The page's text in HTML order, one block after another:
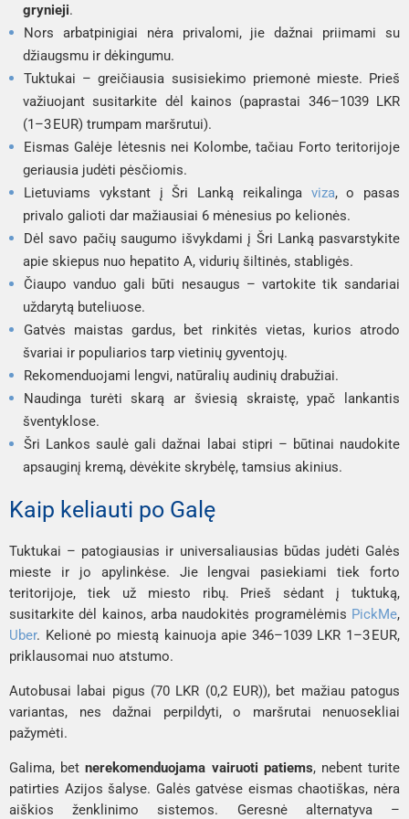
grynieji.
Nors arbatpinigiai nėra privalomi, jie dažnai priimami su
džiaugsmu ir dėkingumu.
Tuktukai – greičiausia susisiekimo priemonė mieste. Prieš
važiuojant susitarkite dėl kainos (paprastai 346–1039 LKR
(1–3 EUR) trumpam maršrutui).
Eismas Galėje lėtesnis nei Kolombe, tačiau Forto teritorijoje
geriausia judėti pėsčiomis.
Lietuviams vykstant į Šri Lanką reikalinga viza, o pasas
privalo galioti dar mažiausiai 6 mėnesius po kelionės.
Dėl savo pačių saugumo išvykdami į Šri Lanką pasvarstykite
apie skiepus nuo hepatito A, vidurių šiltinės, stabligės.
Čiaupo vanduo gali būti nesaugus – vartokite tik sandariai
uždarytą buteliuose.
Gatvės maistas gardus, bet rinkitės vietas, kurios atrodo
švariai ir populiarios tarp vietinių gyventojų.
Rekomenduojami lengvi, natūralių audinių drabužiai.
Naudinga turėti skarą ar šviesią skraistę, ypač lankantis
šventyklose.
Šri Lankos saulė gali dažnai labai stipri – būtinai naudokite
apsauginį kremą, dėvėkite skrybėlę, tamsius akinius.
Kaip keliauti po Galę
Tuktukai – patogiausias ir universaliausias būdas judėti Galės
mieste ir jo apylinkėse. Jie lengvai pasiekiami tiek forto
teritorijoje, tiek už miesto ribų. Prieš sėdant į tuktuką,
susitarkite dėl kainos, arba naudokitės programėlėmis PickMe,
Uber. Kelionė po miestą kainuoja apie 346–1039 LKR 1–3 EUR,
priklausomai nuo atstumo.
Autobusai labai pigus (70 LKR (0,2 EUR)), bet mažiau patogus
variantas, nes dažnai perpildyti, o maršrutai nenuosekliai
pažymėti.
Galima, betnerekomenduojama vairuoti patiems, nebent turite
patirties Azijos šalyse. Galės gatvėse eismas chaotiškas, nėra
aiškios ženklinimo sistemos. Geresnė alternatyva –